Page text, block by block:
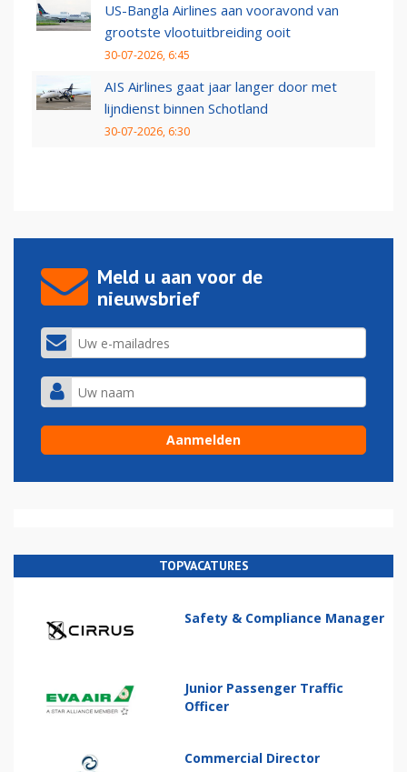
US-Bangla Airlines aan vooravond van
grootste vlootuitbreiding ooit
30-07-2026, 6:45
AIS Airlines gaat jaar langer door met
lijndienst binnen Schotland
30-07-2026, 6:30
Meld u aan voor de
nieuwsbrief
TOPVACATURES
Safety & Compliance Manager
Junior Passenger Traffic
Officer
Commercial Director